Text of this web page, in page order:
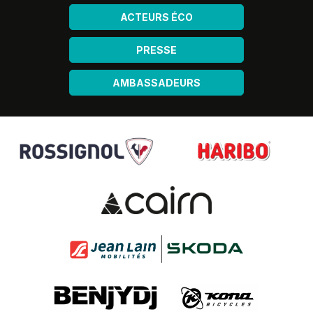
ACTEURS ÉCO
PRESSE
AMBASSADEURS